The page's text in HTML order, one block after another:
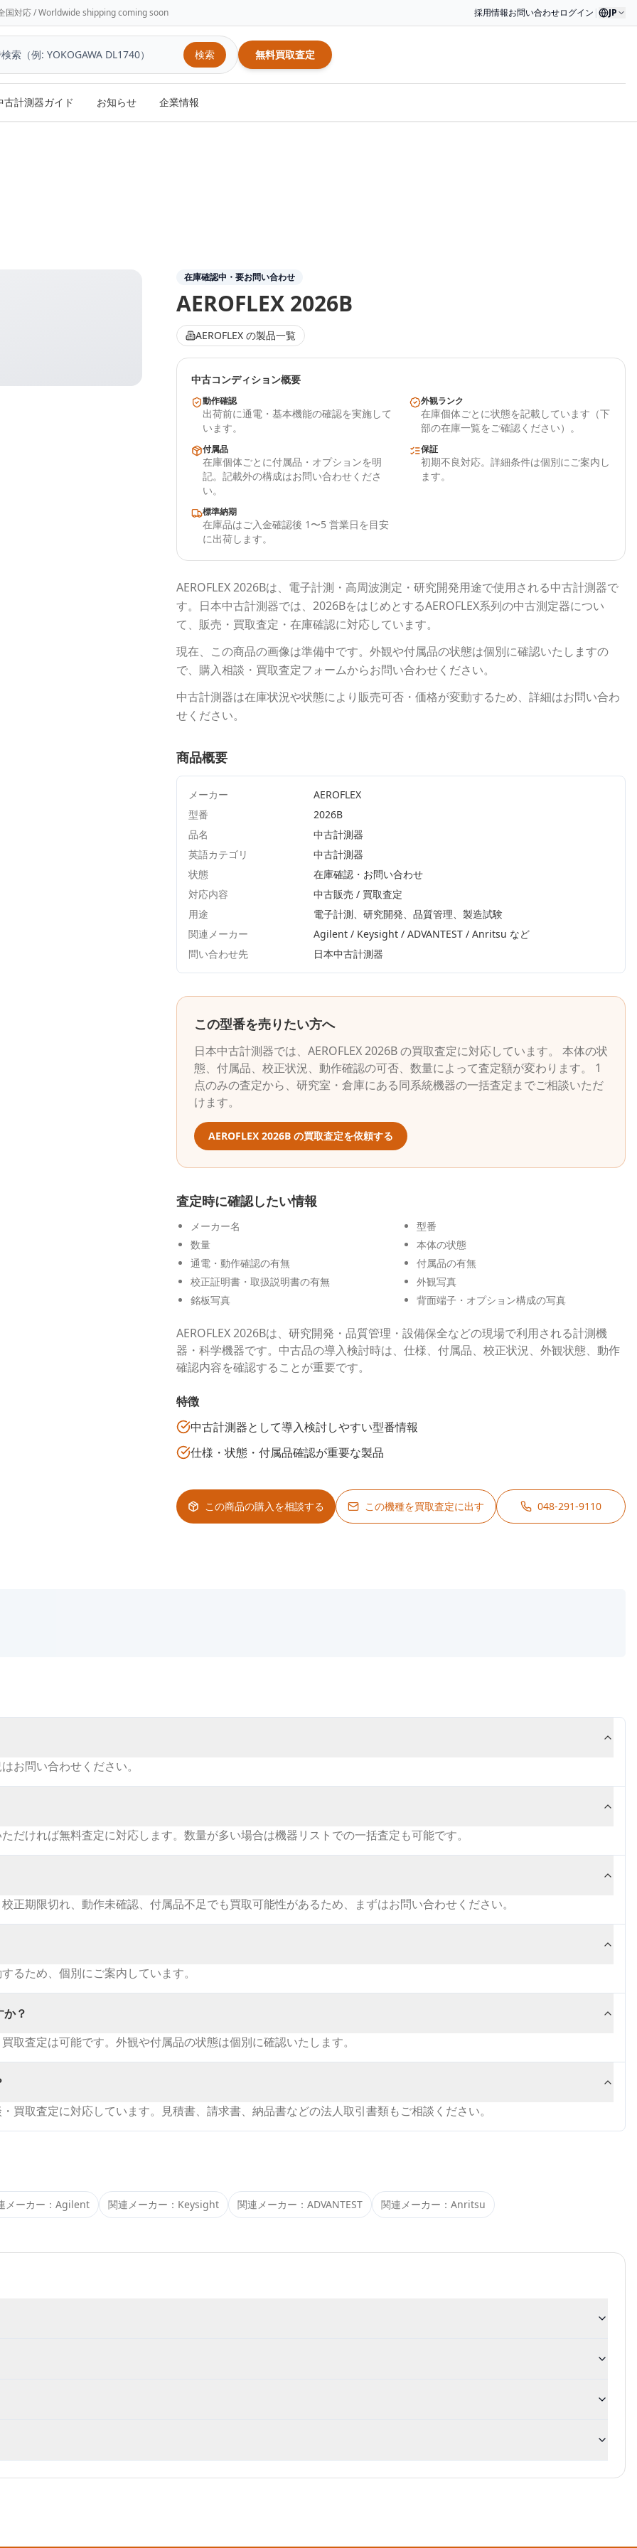
国対応 / Worldwide shipping coming soon 採用情報お問い合わせログイン | JP
検索 無料買取査定
古計測器ガイド お知らせ 企業情報
在庫確認中・要お問い合わせ
AEROFLEX 2026B
AEROFLEX の製品一覧
中古コンディション概要
動作確認
出荷前に通電・基本機能の確認を実施して
います。
外観ランク
在庫個体ごとに状態を記載しています（下
部の在庫一覧をご確認ください）。
付属品
在庫個体ごとに付属品・オプションを明
記。記載外の構成はお問い合わせくださ
い。
保証
初期不良対応。詳細条件は個別にご案内し
ます。
標準納期
在庫品はご入金確認後 1〜5 営業日を目安
に出荷します。
AEROFLEX2026Bは、電子計測・高周波測定・研究開発用途で使用される中古計測器で
す。 日本中古計測器では、 2026BをはじめとするAEROFLEX系列の中古測定器につい
て、販売・買取査定・在庫確認に対応しています。
現在、この商品の画像は準備中です。外観や付属品の状態は個別に確認いたしますの
で、購入相談・買取査定フォームからお問い合わせください。
中古計測器は在庫状況や状態により販売可否・価格が変動するため、詳細はお問い合わ
せください。
商品概要
メーカー
AEROFLEX
型番
2026B
品名
中古計測器
英語カテゴリ
中古計測器
状態
在庫確認・お問い合わせ
対応内容
中古販売 / 買取査定
用途
電子計測、研究開発、品質管理、製造試験
関連メーカー
Agilent / Keysight / ADVANTEST / Anritsu など
問い合わせ先
日本中古計測器
この型番を売りたい方へ
日本中古計測器では、 AEROFLEX2026Bの買取査定に対応しています。 本体の状
態、付属品、校正状況、動作確認の可否、数量によって査定額が変わります。 1
点のみの査定から、研究室・倉庫にある同系統機器の一括査定までご相談いただ
けます。
AEROFLEX 2026B の買取査定を依頼する
査定時に確認したい情報
メーカー名
型番
数量
本体の状態
通電・動作確認の有無
付属品の有無
校正証明書・取扱説明書の有無
外観写真
銘板写真
背面端子・オプション構成の写真
AEROFLEX 2026Bは、研究開発・品質管理・設備保全などの現場で利用される計測機
器・科学機器です。中古品の導入検討時は、仕様、付属品、校正状況、外観状態、動作
確認内容を確認することが重要です。
特徴
中古計測器として導入検討しやすい型番情報
仕様・状態・付属品確認が重要な製品
この商品の購入を相談する この機種を買取査定に出す 048-291-9110
お問い合わせください。
だければ無料査定に対応します。数量が多い場合は機器リストでの一括査定も可能です。
正期限切れ、動作未確認、付属品不足でも買取可能性があるため、まずはお問い合わせください。
るため、個別にご案内しています。
？
取査定は可能です。外観や付属品の状態は個別に確認いたします。
買取査定に対応しています。見積書、請求書、納品書などの法人取引書類もご相談ください。
メーカー： Agilent 関連メーカー： Keysight 関連メーカー： ADVANTEST 関連メーカー： Anritsu